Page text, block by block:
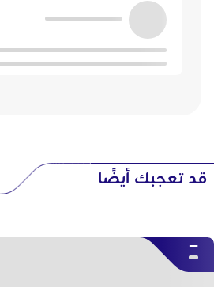
قد تعجبك أيضًا
--